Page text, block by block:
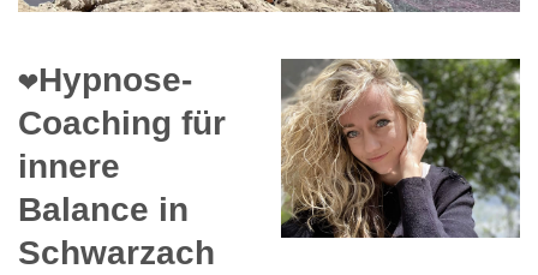
❤️Hypnose-
Coaching für
innere
Balance in
Schwarzach